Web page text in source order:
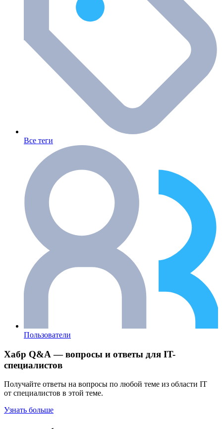
Все теги
Пользователи
Хабр Q&A — вопросы и ответы для IT-
специалистов
Получайте ответы на вопросы по любой теме из области IT
от специалистов в этой теме.
Узнать больше